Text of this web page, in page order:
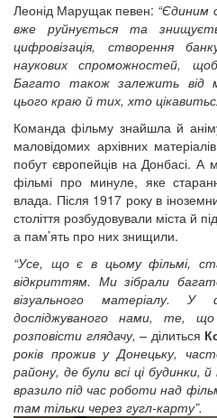
Леонід Марущак певен: “Єдиним
вже руйнується та
цифровізація, створення
наукових спроможностей,
Багато також залежить від
цього краю й тих, хто
Команда фільму знайшла й
маловідомих архівних
побут європейців на Донбасі. А
фільмі про минуле, яке
влада. Після 1917 року в
століття розбудовували міста й
а пам’ять про них знищили.
“Усе, що є в цьому фільмі,
відкриттям. Ми зібрали
візуального матеріалу.
досліджуваного нами, те, що
розповісти глядачу, – ділиться
років прожив у Донецьку,
району, де були всі ці будинки,
вразило під час роботи над
там тільки через гугл-карту”.